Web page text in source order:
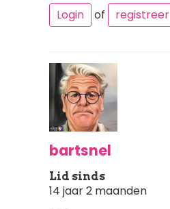
Login of registreer
bartsnel
Lid sinds
14 jaar 2 maanden